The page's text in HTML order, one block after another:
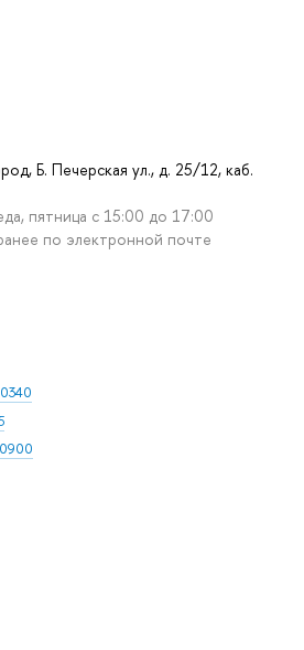
Б. Печерская ул., д. 25/12, каб.
пятница с 15:00 до 17:00
по электронной почте